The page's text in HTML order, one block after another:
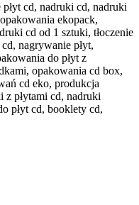
cd, nadruki cd, nadruki
ekopack,
cd od 1 sztuki, tłoczenie
nagrywanie płyt,
do płyt z
opakowania cd box,
cd eko, produkcja
płytami cd, nadruki
płyt cd, booklety cd,